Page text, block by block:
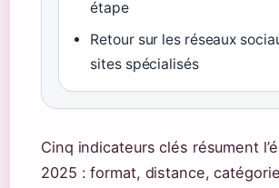
étape
Retour sur les réseaux
sites spécialisés
Cinq indicateurs clés résument
2025 : format, distance,